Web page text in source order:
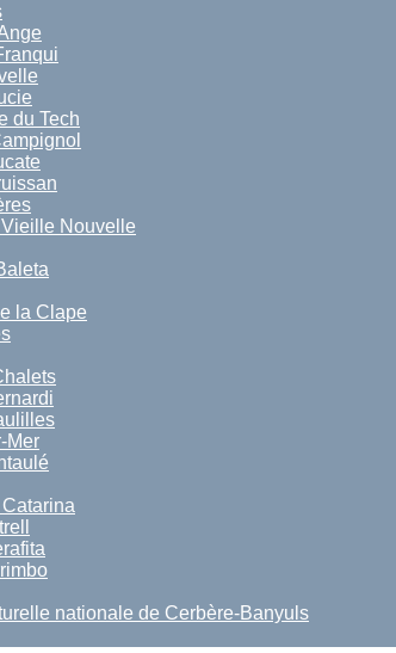
du Tech
Nouvelle
la Clape
Mer
nationale de Cerbère-Banyuls